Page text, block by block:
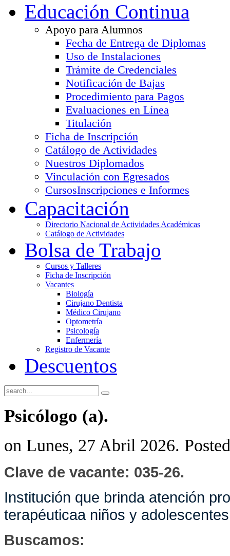
Educación Continua
Apoyo para Alumnos
Fecha de Entrega de Diplomas
Uso de Instalaciones
Trámite de Credenciales
Notificación de Bajas
Procedimiento para Pagos
Evaluaciones en Línea
Titulación
Ficha de Inscripción
Catálogo de Actividades
Nuestros Diplomados
Vinculación con Egresados
CursosInscripciones e Informes
Capacitación
Directorio Nacional de Actividades Académicas
Catálogo de Actividades
Bolsa de Trabajo
Cursos y Talleres
Ficha de Inscripción
Vacantes
Biología
Cirujano Dentista
Médico Cirujano
Optometría
Psicología
Enfermería
Registro de Vacante
Descuentos
Psicólogo (a).
on Lunes, 27 Abril 2026.
Clave de vacante: 035-26.
Institución que brinda atención
terapéuticaa niños y
Buscamos: